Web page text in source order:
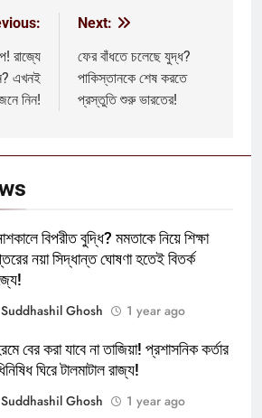
রাজ্যে
এখনই
নিন!
Next:
ফের বাঁধতে চলেছে যুদ্ধ?
পাকিস্তানকে শেষ করতে
প্রস্তুতি শুরু ভারতের!
বিপরীত বুদ্ধি? মমতাকে নিয়ে শিক্ষা
নয়া সিদ্ধান্ত ঘোষণা হতেই বিতর্ক
Suddhashil Ghosh
1 year ago
বের করা যাবে না তাজিয়া! প্রশাসনিক কর্তার
ঘিরে টালমাটাল রাজ্য!
Suddhashil Ghosh
1 year ago